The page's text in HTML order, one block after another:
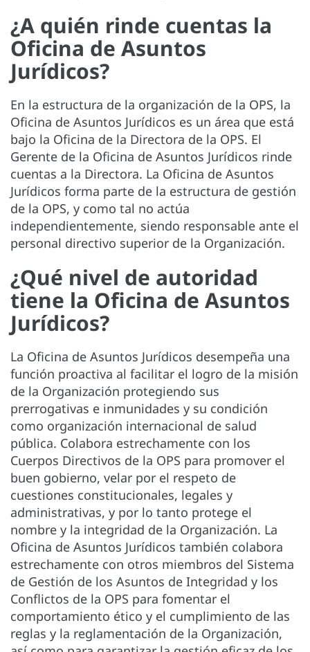
¿A quién rinde cuentas la
Oficina de Asuntos
Jurídicos?
En la estructura de la organización de la OPS, la
Oficina de Asuntos Jurídicos es un área que está
bajo la Oficina de la Directora de la OPS. El
Gerente de la Oficina de Asuntos Jurídicos rinde
cuentas a la Directora. La Oficina de Asuntos
Jurídicos forma parte de la estructura de gestión
de la OPS, y como tal no actúa
independientemente, siendo responsable ante el
personal directivo superior de la Organización.
¿Qué nivel de autoridad
tiene la Oficina de Asuntos
Jurídicos?
La Oficina de Asuntos Jurídicos desempeña una
función proactiva al facilitar el logro de la misión
de la Organización protegiendo sus
prerrogativas e inmunidades y su condición
como organización internacional de salud
pública. Colabora estrechamente con los
Cuerpos Directivos de la OPS para promover el
buen gobierno, velar por el respeto de
cuestiones constitucionales, legales y
administrativas, y por lo tanto protege el
nombre y la integridad de la Organización. La
Oficina de Asuntos Jurídicos también colabora
estrechamente con otros miembros del Sistema
de Gestión de los Asuntos de Integridad y los
Conflictos de la OPS para fomentar el
comportamiento ético y el cumplimiento de las
reglas y la reglamentación de la Organización,